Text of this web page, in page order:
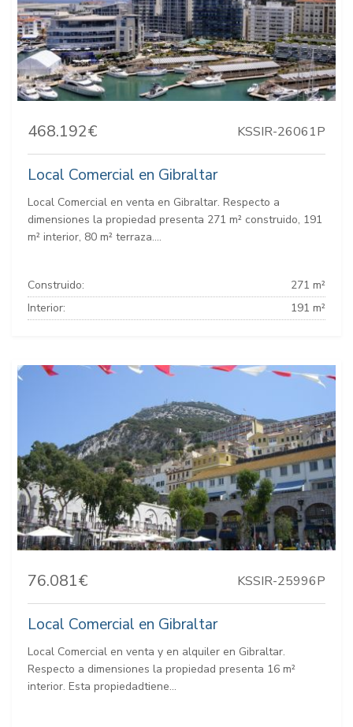
468.192€ KSSIR-26061P
Local Comercial en Gibraltar
Local Comercial en venta en Gibraltar. Respecto a
dimensiones la propiedad presenta 271 m² construido, 191
m² interior, 80 m² terraza....
Construido:
271 m²
Interior:
191 m²
76.081€ KSSIR-25996P
Local Comercial en Gibraltar
Local Comercial en venta y en alquiler en Gibraltar.
Respecto a dimensiones la propiedad presenta 16 m²
interior. Esta propiedadtiene...